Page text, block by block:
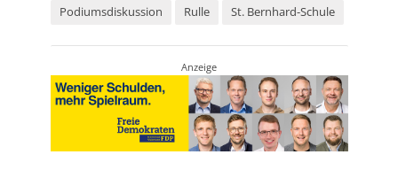
Podiumsdiskussion
Rulle St. Bernhard-Schule
Anzeige